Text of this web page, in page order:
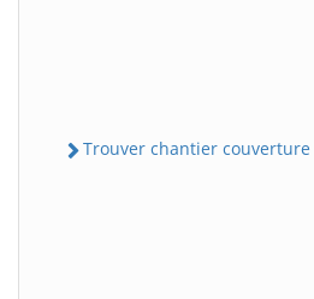
Trouver chantier couverture